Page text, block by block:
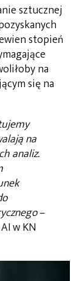
sztucznej
stopień
na
się na
na
analiz.
–
w KN